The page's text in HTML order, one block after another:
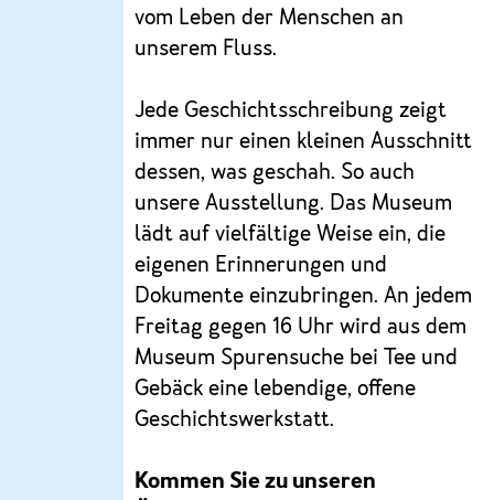
vom Leben der Menschen an
unserem Fluss.
Jede Geschichtsschreibung zeigt
immer nur einen kleinen Ausschnitt
dessen, was geschah. So auch
unsere Ausstellung. Das Museum
lädt auf vielfältige Weise ein, die
eigenen Erinnerungen und
Dokumente einzubringen. An jedem
Freitag gegen 16 Uhr wird aus dem
Museum Spurensuche bei Tee und
Gebäck eine lebendige, offene
Geschichtswerkstatt.
Kommen Sie zu unseren